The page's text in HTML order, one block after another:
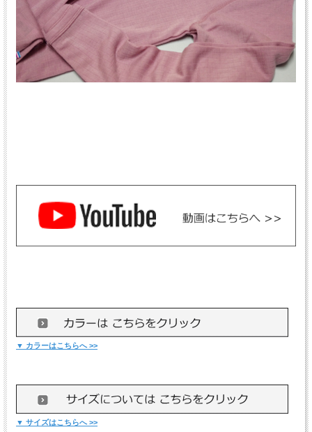
▼ カラーはこちらへ >>
▼ サイズはこちらへ >>